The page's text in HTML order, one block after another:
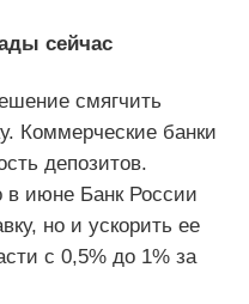
сейчас
смягчить
Коммерческие банки
депозитов.
в июне Банк России
но и ускорить ее
с 0,5% до 1% за